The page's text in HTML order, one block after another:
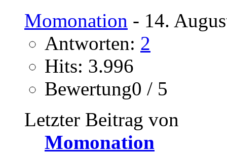
Momonation - 14.
Antworten: 2
Hits: 3.996
Bewertung0 / 5
Letzter Beitrag von
Momonation